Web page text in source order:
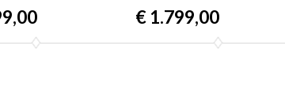
€ 1.799,00